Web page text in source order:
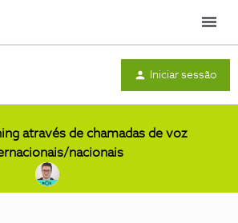
Menu
Iniciar sessão
através de chamadas de voz
nacionais